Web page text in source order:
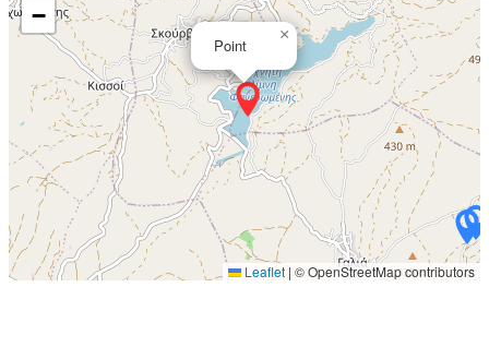
Point
×
−
Leaflet | © OpenStreetMap contributors